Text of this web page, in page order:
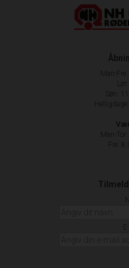
Man-Fre:
Søn:
Man-Tor:
Fre:
Tilmeld